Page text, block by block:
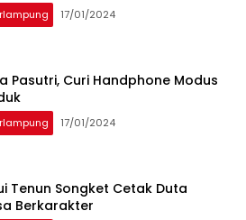
17/01/2024
Pasutri, Curi Handphone Modus
17/01/2024
Tenun Songket Cetak Duta
Berkarakter